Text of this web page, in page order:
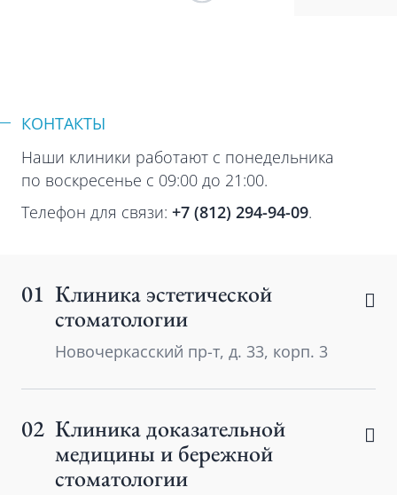
КОНТАКТЫ
Наши клиники работают с понедельника
по воскресенье с 09:00 до 21:00.
Телефон для связи: +7 (812) 294-94-09.
01 Клиника эстетической
стоматологии
Новочеркасский пр-т, д. 33, корп. 3
02 Клиника доказательной
медицины и бережной
стоматологии